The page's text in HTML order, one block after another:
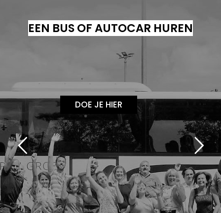
EEN BUS OF AUTOCAR HUREN
DOE JE HIER